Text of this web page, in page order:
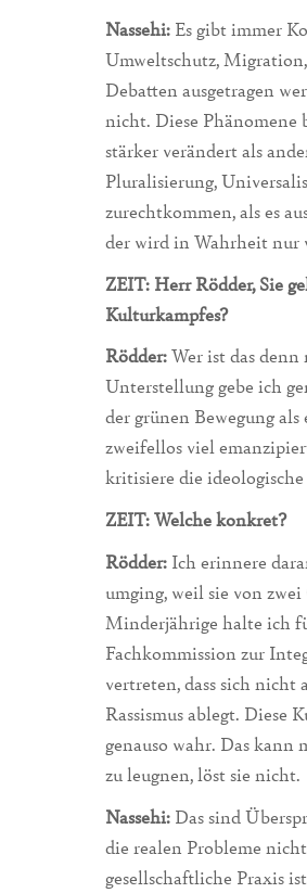
Nassehi: Es gibt immer
Umweltschutz,
Debatten ausgetragen
nicht. Diese Phänomene
stärker verändert als
Pluralisierung,
zurechtkommen, als es
der wird in Wahrheit nur
ZEIT: Herr Rödder, Sie
Kulturkampfes?
Rödder:Wer ist das
Unterstellung gebe ich
der grünen Bewegung
zweifellos viel
kritisiere die
ZEIT: Welche konkret?
Rödder: Ich erinnere
umging, weil sie von
Minderjährige halte ich
Fachkommission zur
vertreten, dass sich
Rassismus ablegt. Diese
genauso wahr. Das
zu leugnen, löst sie nicht.
Nassehi: Das sind
die realen Probleme
gesellschaftliche Praxis